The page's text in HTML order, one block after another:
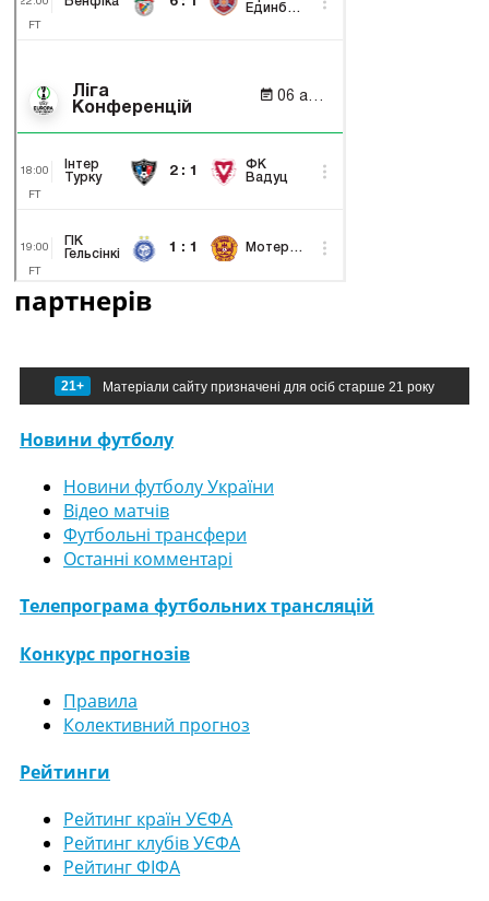
партнерів
21+ Матеріали сайту призначені для осіб старше 21 року
Новини футболу
Новини футболу України
Відео матчів
Футбольні трансфери
Останні комментарі
Телепрограма футбольних трансляцій
Конкурс прогнозів
Правила
Колективний прогноз
Рейтинги
Рейтинг країн УЄФА
Рейтинг клубів УЄФА
Рейтинг ФІФА